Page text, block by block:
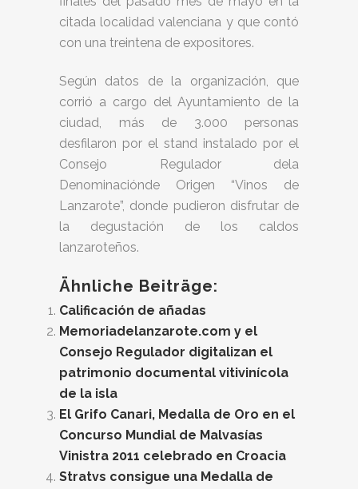
citada localidad valenciana y que contó
con una treintena de expositores.
Según datos de la organización, que
corrió a cargo del Ayuntamiento de la
ciudad, más de 3.000 personas
desfilaron por el stand instalado por el
Consejo Regulador dela
Denominaciónde Origen “Vinos de
Lanzarote”, donde pudieron disfrutar de
la degustación de los caldos
lanzaroteños.
Ähnliche Beiträge:
Calificación de añadas
Memoriadelanzarote.com y el
Consejo Regulador digitalizan el
patrimonio documental vitivinícola
de la isla
El Grifo Canari, Medalla de Oro en el
Concurso Mundial de Malvasías
Vinistra 2011 celebrado en Croacia
Stratvs consigue una Medalla de